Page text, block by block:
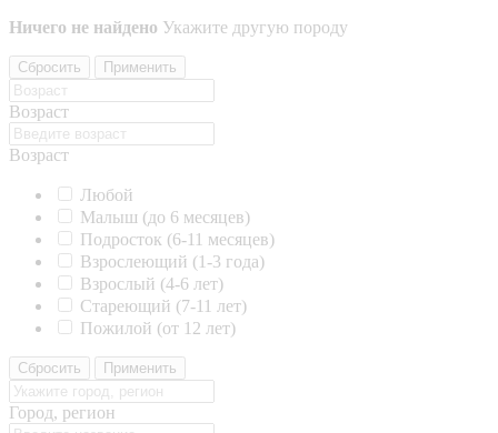
Ничего не найдено Укажите другую породу
Сбросить Применить
Возраст
Возраст
Любой
Малыш (до 6 месяцев)
Подросток (6-11 месяцев)
Взрослеющий (1-3 года)
Взрослый (4-6 лет)
Стареющий (7-11 лет)
Пожилой (от 12 лет)
Сбросить Применить
Город, регион